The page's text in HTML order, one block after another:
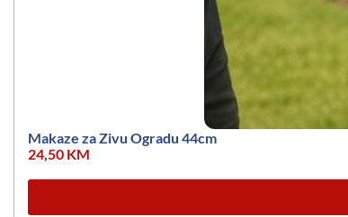
Makaze za Zivu Ogradu 44cm
24,50 KM